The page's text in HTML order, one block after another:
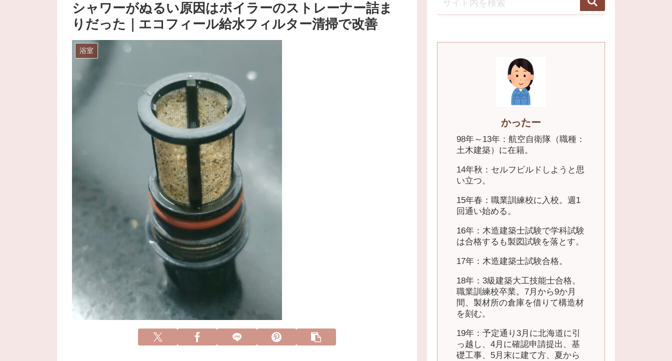
シャワーがぬるい原因はボイラーのストレーナー詰ま
りだった｜エコフィール給水フィルター清掃で改善
浴室
かったー
98年～13年：航空自衛隊（職種：
土木建築）に在籍。
14年秋：セルフビルドしようと思
い立つ。
15年春：職業訓練校に入校。週1
回通い始める。
16年：木造建築士試験で学科試験
は合格するも製図試験を落とす。
17年：木造建築士試験合格。
18年：3級建築大工技能士合格。
職業訓練校卒業。7月から9か月
間、製材所の倉庫を借りて構造材
を刻む。
19年：予定通り3月に北海道に引
っ越し、4月に確認申請提出、基
礎工事、5月末に建て方、夏から